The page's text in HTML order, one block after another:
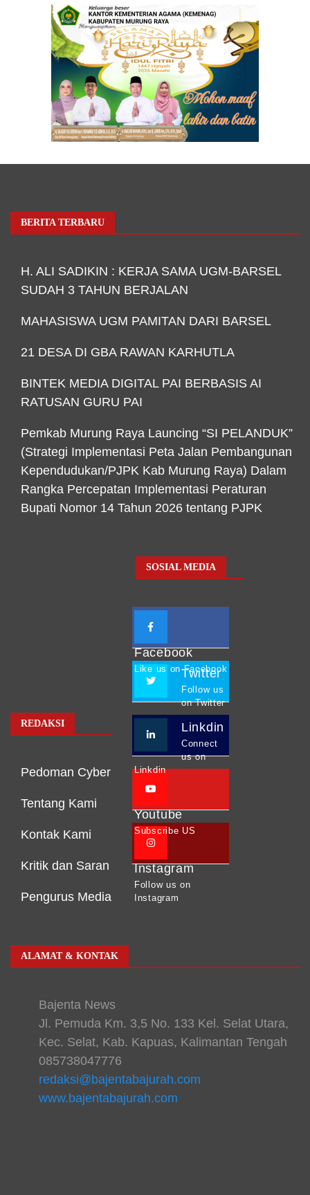
BERITA TERBARU
H. ALI SADIKIN : KERJA SAMA UGM-BARSEL
SUDAH 3 TAHUN BERJALAN
MAHASISWA UGM PAMITAN DARI BARSEL
21 DESA DI GBA RAWAN KARHUTLA
BINTEK MEDIA DIGITAL PAI BERBASIS AI
RATUSAN GURU PAI
Pemkab Murung Raya Launcing “SI PELANDUK”
(Strategi Implementasi Peta Jalan Pembangunan
Kependudukan/PJPK Kab Murung Raya) Dalam
Rangka Percepatan Implementasi Peraturan
Bupati Nomor 14 Tahun 2026 tentang PJPK
REDAKSI
Pedoman Cyber
Tentang Kami
Kontak Kami
Kritik dan Saran
Pengurus Media
SOSIAL MEDIA
Facebook
Like us on Facebook
Twitter
Follow us
on Twitter
Linkdin
Connect
us on
Linkdin
Youtube
Subscribe US
Instagram
Follow us on
Instagram
ALAMAT & KONTAK
Bajenta News
Jl. Pemuda Km. 3,5 No. 133 Kel. Selat Utara,
Kec. Selat, Kab. Kapuas, Kalimantan Tengah
085738047776
redaksi@bajentabajurah.com
www.bajentabajurah.com